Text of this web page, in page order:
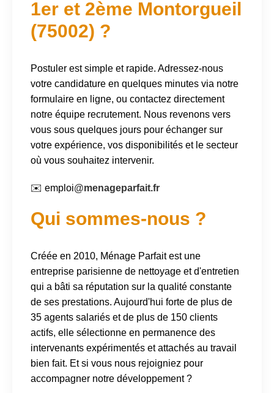
1er et 2ème Montorgueil
(75002) ?
Postuler est simple et rapide. Adressez-nous
votre candidature en quelques minutes via notre
formulaire en ligne, ou contactez directement
notre équipe recrutement. Nous revenons vers
vous sous quelques jours pour échanger sur
votre expérience, vos disponibilités et le secteur
où vous souhaitez intervenir.
✉️ emploi@menageparfait.fr
Qui sommes-nous ?
Créée en 2010, Ménage Parfait est une
entreprise parisienne de nettoyage et d'entretien
qui a bâti sa réputation sur la qualité constante
de ses prestations. Aujourd'hui forte de plus de
35 agents salariés et de plus de 150 clients
actifs, elle sélectionne en permanence des
intervenants expérimentés et attachés au travail
bien fait. Et si vous nous rejoigniez pour
accompagner notre développement ?